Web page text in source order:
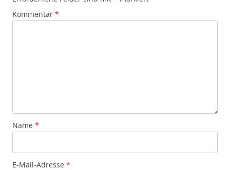
Kommentar *
Name *
E-Mail-Adresse *